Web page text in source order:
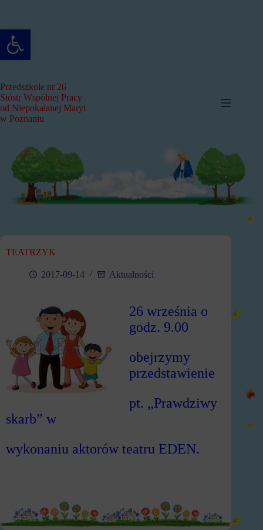
Otwórz pasek narzędzi
Przedszkole nr 26
Sióstr Wspólnej Pracy
od Niepokalanej Maryi
w Poznaniu
TEATRZYK
2017-09-14 Aktualności
26 września o
godz. 9.00
obejrzymy
przedstawienie
pt. „Prawdziwy
skarb” w
wykonaniu aktorów teatru EDEN.